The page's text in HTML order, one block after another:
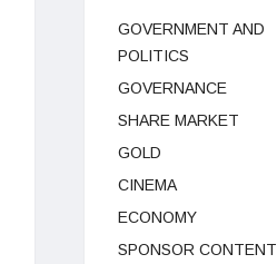
GOVERNMENT AND
POLITICS
GOVERNANCE
SHARE MARKET
GOLD
CINEMA
ECONOMY
SPONSOR CONTENT